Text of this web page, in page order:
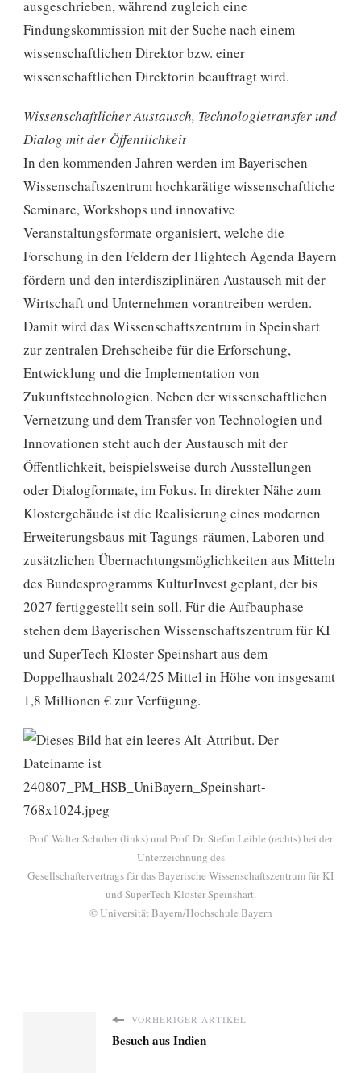
ausgeschrieben, während zugleich eine
Findungskommission mit der Suche nach einem
wissenschaftlichen Direktor bzw. einer
wissenschaftlichen Direktorin beauftragt wird.
Wissenschaftlicher Austausch, Technologietransfer und
Dialog mit der Öffentlichkeit
In den kommenden Jahren werden im Bayerischen
Wissenschaftszentrum hochkarätige wissenschaftliche
Seminare, Workshops und innovative
Veranstaltungsformate organisiert, welche die
Forschung in den Feldern der Hightech Agenda Bayern
fördern und den interdisziplinären Austausch mit der
Wirtschaft und Unternehmen vorantreiben werden.
Damit wird das Wissenschaftszentrum in Speinshart
zur zentralen Drehscheibe für die Erforschung,
Entwicklung und die Implementation von
Zukunftstechnologien. Neben der wissenschaftlichen
Vernetzung und dem Transfer von Technologien und
Innovationen steht auch der Austausch mit der
Öffentlichkeit, beispielsweise durch Ausstellungen
oder Dialogformate, im Fokus. In direkter Nähe zum
Klostergebäude ist die Realisierung eines modernen
Erweiterungsbaus mit Tagungs-räumen, Laboren und
zusätzlichen Übernachtungsmöglichkeiten aus Mitteln
des Bundesprogramms KulturInvest geplant, der bis
2027 fertiggestellt sein soll. Für die Aufbauphase
stehen dem Bayerischen Wissenschaftszentrum für KI
und SuperTech Kloster Speinshart aus dem
Doppelhaushalt 2024/25 Mittel in Höhe von insgesamt
1,8 Millionen € zur Verfügung.
Prof. Walter Schober (links) und Prof. Dr. Stefan Leible (rechts) bei der
Unterzeichnung des
Gesellschaftervertrags für das Bayerische Wissenschaftszentrum für KI
und SuperTech Kloster Speinshart.
© Universität Bayern/Hochschule Bayern
VORHERIGER ARTIKEL
Besuch aus Indien